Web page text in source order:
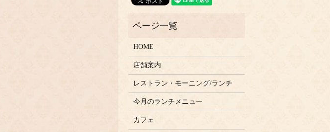
HOME
店舗案内
レストラン・モーニング/ランチ
今月のランチメニュー
カフェ